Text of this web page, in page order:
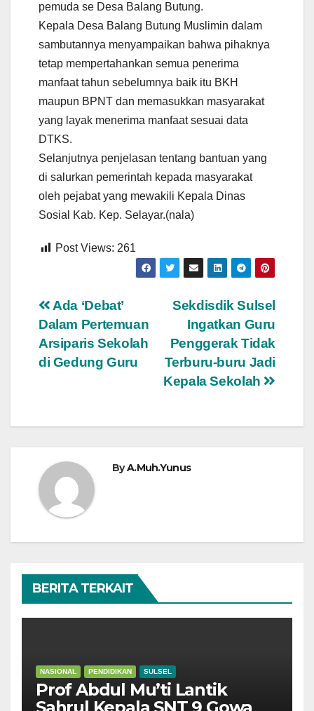
pemuda se Desa Balang Butung.
Kepala Desa Balang Butung Muslimin dalam
sambutannya menyampaikan bahwa pihaknya
tetap mempertahankan semua penerima
manfaat tahun sebelumnya baik itu BKH
maupun BPNT dan memasukkan masyarakat
yang layak menerima manfaat sesuai data
DTKS.
Selanjutnya penjelasan tentang bantuan yang
di salurkan pemerintah kepada masyarakat
oleh pejabat yang mewakili Kepala Dinas
Sosial Kab. Kep. Selayar.(nala)
Post Views: 261
Navigasi
pos
Sekdisdik Sulsel
Ingatkan Guru
Penggerak Tidak
Terburu-buru Jadi
Kepala Sekolah
Ada ‘Debat’
Dalam Pertemuan
Arsiparis Sekolah
di Gedung Guru
ByA.Muh.Yunus
BERITA TERKAIT
NASIONAL PENDIDIKAN SULSEL
Prof Abdul Mu’ti Lantik